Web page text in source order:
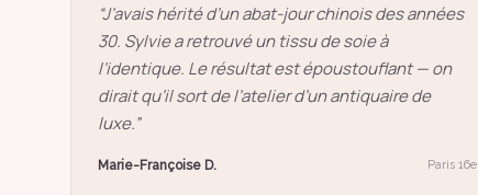
“J’avais hérité d’un abat-jour chinois des années
30. Sylvie a retrouvé un tissu de soie à
l’identique. Le résultat est époustouflant — on
dirait qu’il sort de l’atelier d’un antiquaire de
luxe.”
Marie-Françoise D. Paris 16e